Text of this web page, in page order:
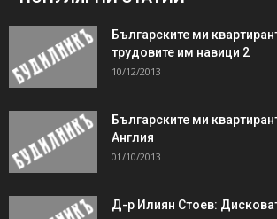
Българските ми
трудовите им навици 2
10/12/2013
Българските ми
Англия
01/10/2013
Д-р Илиян Стоев: